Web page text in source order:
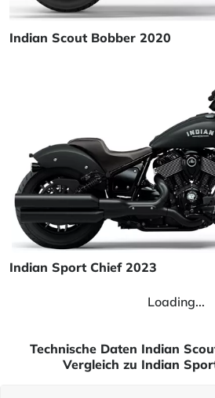
Indian Scout Bobber 2020
Indian Sport Chief 2023
Loading...
Technische Daten Indian
Vergleich zu Indian